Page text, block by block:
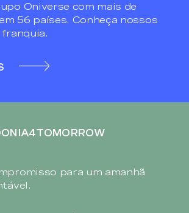
Oniverse com mais de
56 países. Conheça nossos
franquia.
para um amanhã